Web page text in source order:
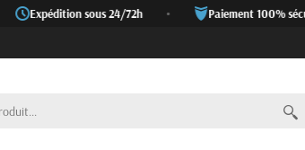
Expédition sous 24/72h Paiement 100%